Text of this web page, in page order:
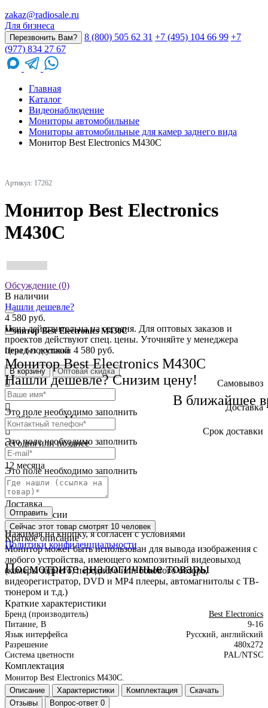
zakaz@radiosale.ru
Для бизнеса
Перезвонить Вам? 8 (800) 505 62 31 +7 (495) 104 66 99 +7
(977) 834 27 67
Главная
Каталог
Видеонаблюдение
Мониторы автомобильные
Мониторы автомобильные для камер заднего вида
Монитор Best Electronics M430C
Артикул: 17262
Монитор Best Electronics
M430C
Обсуждение (0)
Монитор Best Electronics M430C
Цена без доставки 4 580 руб.
Монитор Best Electronics M430C
Нашли дешевле? Снизим цену!
Это поле необходимо заполнить
Это поле необходимо заполнить
Это поле необходимо заполнить
Отправить
Нажимая на кнопку, я согласен с условиями
Политики конфиденциальности
Посмотрите аналогичные товары
В наличии
Нашли дешевле?
В ближайшее
4 580 руб.
Цена действительна на сегодня. Для оптовых заказов и
проектов действуют спец. цены. Уточняйте у менеджера
перед покупкой
В корзину Оптовая скидка
Самовывоз
бесплатно
Доставка
от 250 руб. по Москве
Cрок доставки
сегодня или позднее
Гарантия
12 месяца
Обмен и возврат
2 недели
Доставка
по всей России
Сейчас этот товар смотрят 10 человек
Краткое описание
Монитор может быть использован для вывода изображения с
любого устройства, имеющего композитный видеовыход
(камеры заднего, переднего или бокового обзора,
видеорегистратор, DVD и MP4 плееры, автомагнитолы с ТВ-
тюнером и т.д.)
Краткие характеристики
Бренд (производитель)
Best Electronics
Питание, В
9-16
Язык интерфейса
Русский, английский
Разрешение
480x272
Система цветности
PAL/NTSC
Комплектация
Монитор Best Electronics M430C.
Описание
Характеристики Комплектация
Скачать
Отзывы
Вопрос-ответ 0